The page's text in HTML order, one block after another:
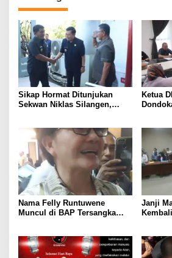
Sikap Hormat Ditunjukan
Sekwan Niklas Silangen,
VICKTORY di DPRD Sulut
Ketua
Nama Felly Runtuwene
Muncul di BAP Tersangka
Saja Iklan Gratis
Janji